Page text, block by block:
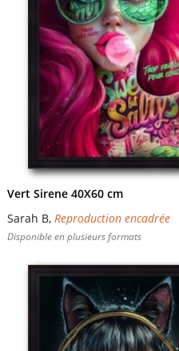
Vert Sirene 40X60 cm
Sarah B, Reproduction encadrée
Disponible en plusieurs formats